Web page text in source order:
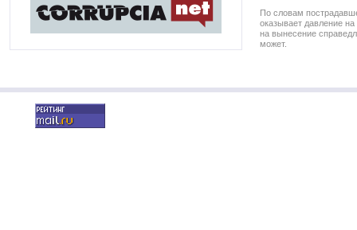
По словам
оказывает давление
на вынесение
может.